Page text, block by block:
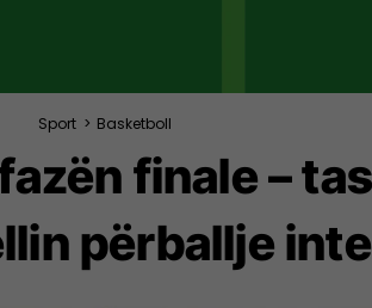
Sport > Basketboll
finale –
përballje